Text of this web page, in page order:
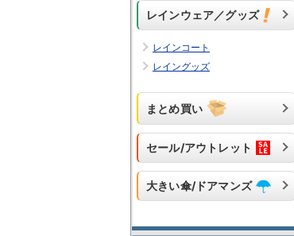
レインウェア／グッズ
レインコート
レイングッズ
まとめ買い
セール/アウトレット
大きい傘/ドアマンズ